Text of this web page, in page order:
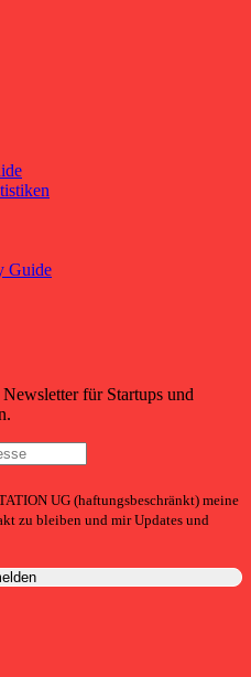
Guide
für Startups und
UG (haftungsbeschränkt) meine
zu bleiben und mir Updates und